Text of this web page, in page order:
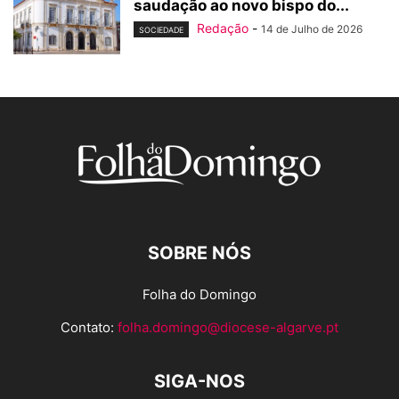
saudação ao novo bispo do...
SOCIEDADE Redação - 14 de Julho de 2026
SOBRE NÓS
Folha do Domingo
Contato: folha.domingo@diocese-algarve.pt
SIGA-NOS